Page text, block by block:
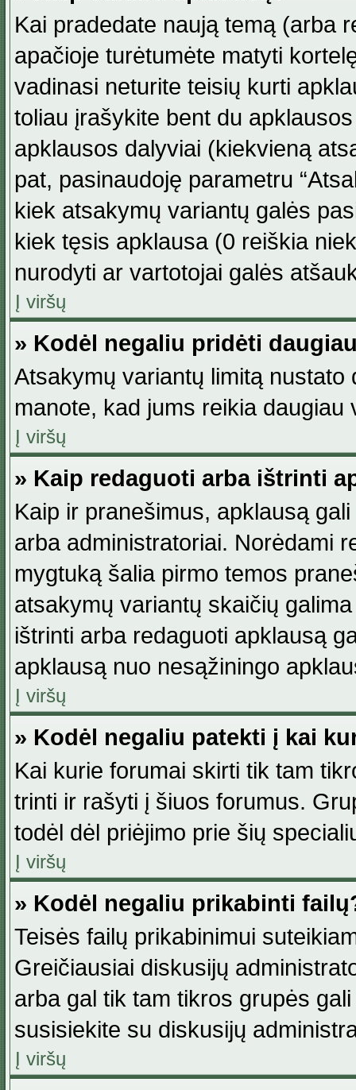
Kai pradedate naują temą (arba
apačioje turėtumėte matyti
vadinasi neturite teisių kurti
toliau įrašykite bent du
apklausos dalyviai (kiekvieną
pat, pasinaudoję parametru
kiek atsakymų variantų galės
kiek tęsis apklausa (0 reiškia
nurodyti ar vartotojai galės
Į viršų
» Kodėl negaliu pridėti
Atsakymų variantų limitą
manote, kad jums reikia daugiau
Į viršų
» Kaip redaguoti arba ištrinti
Kaip ir pranešimus, apklausą
arba administratoriai. Norėdami
mygtuką šalia pirmo temos
atsakymų variantų skaičių
ištrinti arba redaguoti apklausą
apklausą nuo nesąžiningo
Į viršų
» Kodėl negaliu patekti į kai
Kai kurie forumai skirti tik tam
trinti ir rašyti į šiuos forumus.
todėl dėl priėjimo prie šių
Į viršų
» Kodėl negaliu prikabinti
Teisės failų prikabinimui
Greičiausiai diskusijų
arba gal tik tam tikros grupės
susisiekite su diskusijų
Į viršų